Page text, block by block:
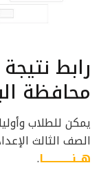
رابط
محافظة
يمكن للطلاب
الصف الثالث
هــنــــــــــــــا.